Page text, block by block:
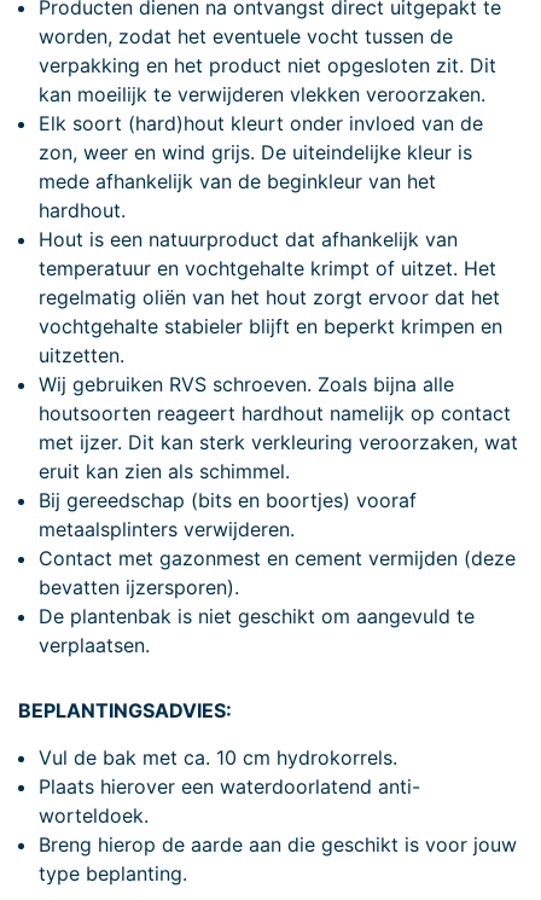
Producten dienen na ontvangst direct uitgepakt te
worden, zodat het eventuele vocht tussen de
verpakking en het product niet opgesloten zit. Dit
kan moeilijk te verwijderen vlekken veroorzaken.
Elk soort (hard)hout kleurt onder invloed van de
zon, weer en wind grijs. De uiteindelijke kleur is
mede afhankelijk van de beginkleur van het
hardhout.
Hout is een natuurproduct dat afhankelijk van
temperatuur en vochtgehalte krimpt of uitzet. Het
regelmatig oliën van het hout zorgt ervoor dat het
vochtgehalte stabieler blijft en beperkt krimpen en
uitzetten.
Wij gebruiken RVS schroeven. Zoals bijna alle
houtsoorten reageert hardhout namelijk op contact
met ijzer. Dit kan sterk verkleuring veroorzaken, wat
eruit kan zien als schimmel.
Bij gereedschap (bits en boortjes) vooraf
metaalsplinters verwijderen.
Contact met gazonmest en cement vermijden (deze
bevatten ijzersporen).
De plantenbak is niet geschikt om aangevuld te
verplaatsen.
BEPLANTINGSADVIES:
Vul de bak met ca. 10 cm hydrokorrels.
Plaats hierover een waterdoorlatend anti-
worteldoek.
Breng hierop de aarde aan die geschikt is voor jouw
type beplanting.